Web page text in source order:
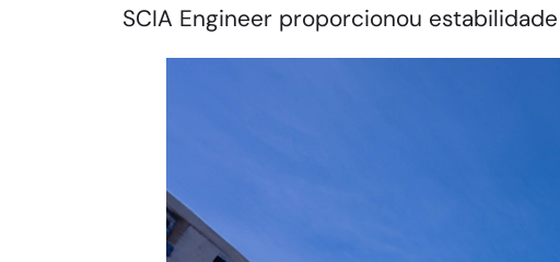
SCIA Engineer proporcionou